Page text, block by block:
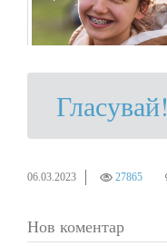
Гласувай!
06.03.2023 27865
Нов коментар